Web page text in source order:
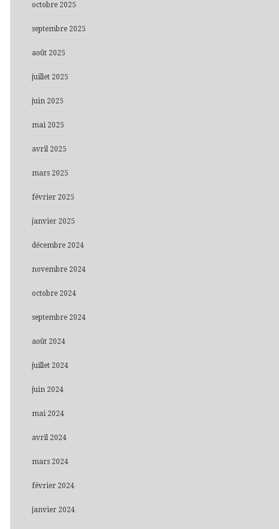
octobre 2025
septembre 2025
août 2025
juillet 2025
juin 2025
mai 2025
avril 2025
mars 2025
février 2025
janvier 2025
décembre 2024
novembre 2024
octobre 2024
septembre 2024
août 2024
juillet 2024
juin 2024
mai 2024
avril 2024
mars 2024
février 2024
janvier 2024